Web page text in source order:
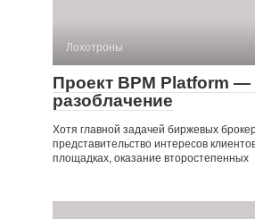
Лохотроны
Проект BPM Platform
разоблачение
Хотя главной задачей биржевых
представительство интересов
площадках, оказание второстепенных